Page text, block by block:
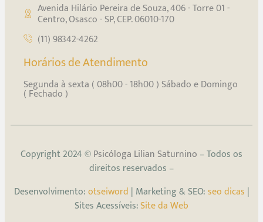
Avenida Hilário Pereira de Souza, 406 - Torre 01 -
Centro, Osasco - SP, CEP. 06010-170
(11) 98342-4262
Horários de Atendimento
Segunda à sexta ( 08h00 - 18h00 ) Sábado e Domingo
( Fechado )
Copyright 2024 ©Psicóloga Lilian Saturnino – Todos os
direitos reservados –
Desenvolvimento:otseiword | Marketing & SEO:seo dicas |
Sites Acessíveis:Site da Web